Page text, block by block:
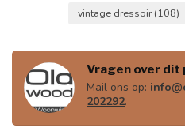
vintage dressoir(108)
Vragen over
Mail ons op:
202292.